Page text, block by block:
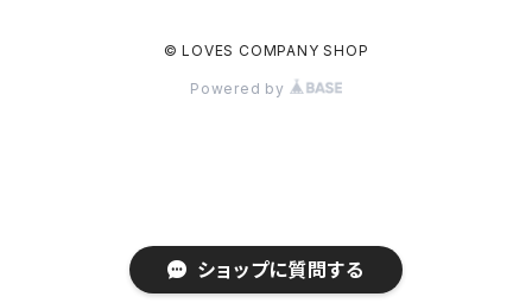
ショップに質問する
ホテルキーホルダー
© LOVES COMPANY SHOP
Powered by